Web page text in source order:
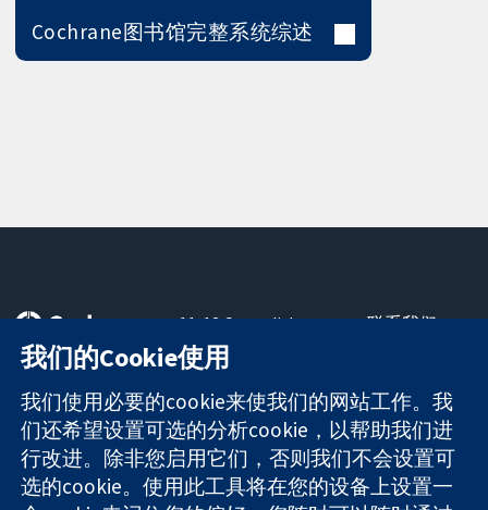
Cochrane图书馆完整系统综述
可信任的证据
知情决定
更完善的医疗健
康
11-13 Cavendish
Square
London
W1G 0AN
United Kingdom
联系我们
关于我们
工作机会
Cochrane
Library
我们的Cookie使用
我们使用必要的cookie来使我们的网站工作。我
们还希望设置可选的分析cookie，以帮助我们进
行改进。除非您启用它们，否则我们不会设置可
选的cookie。使用此工具将在您的设备上设置一